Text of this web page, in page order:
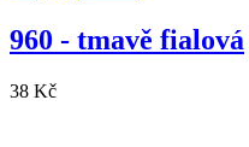
960 - tmavě fialová
38 Kč